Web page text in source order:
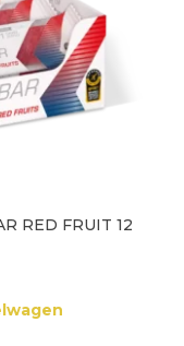
RED FRUIT 12